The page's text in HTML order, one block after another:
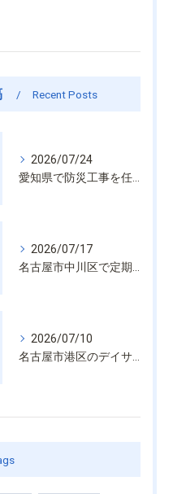
Recent Posts
2026/07/24
2026/07/17
2026/07/10